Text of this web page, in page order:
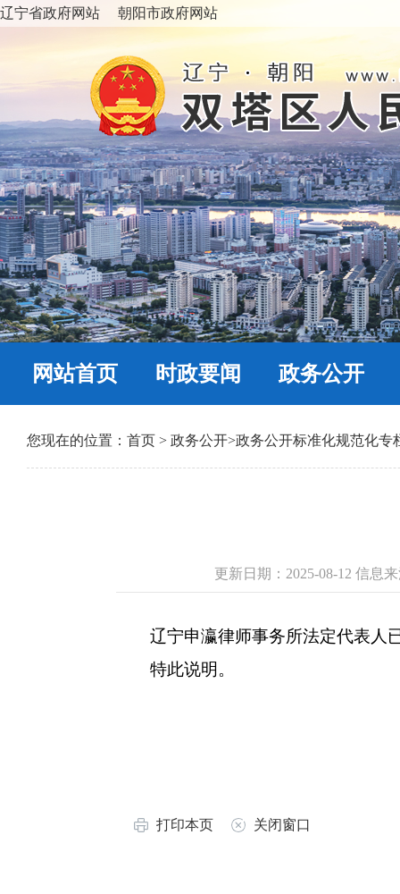
辽宁省政府网站 朝阳市政府网站
网站首页 时政要闻 政务公开
您现在的位置： 首页 > 政务公开>政务公开标准化规范化专
更新日期：2025-08-12 信息
辽宁申瀛律师事务所法定代表人已
特此说明。
打印本页 关闭窗口